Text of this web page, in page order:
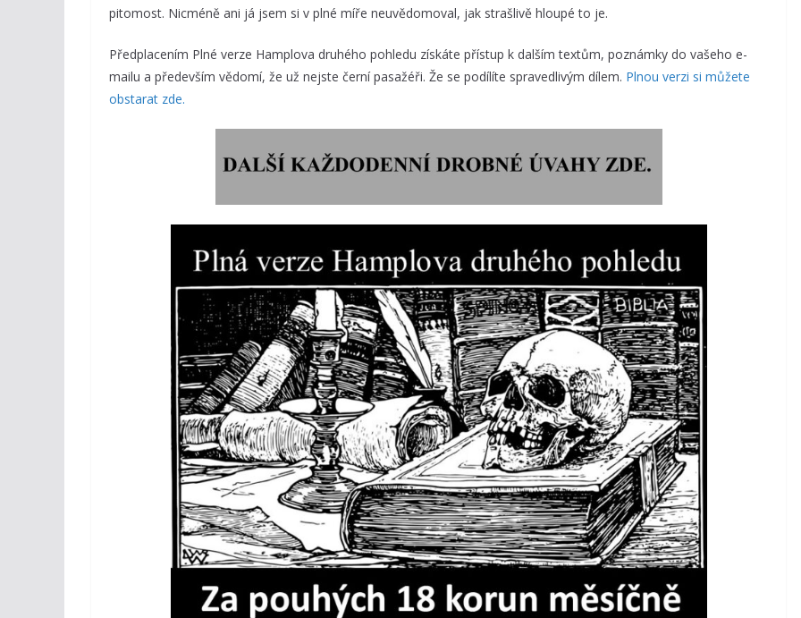
pitomost. Nicméně ani já jsem si v plné míře neuvědomoval, jak strašlivě hloupé to je.
Předplacením Plné verze Hamplova druhého pohledu získáte přístup k dalším textům, poznámky do vašeho e-
mailu a především vědomí, že už nejste černí pasažéři. Že se podílíte spravedlivým dílem. Plnou verzi si můžete
obstarat zde.